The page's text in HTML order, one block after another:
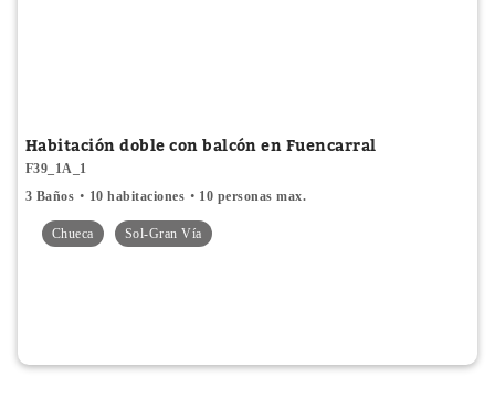
Habitación doble con balcón en Fuencarral
F39_1A_1
3 Baños
10 habitaciones 10 personas max.
Chueca Sol-Gran Vía